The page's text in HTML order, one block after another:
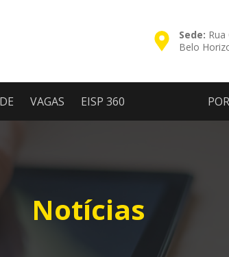
Sede:
Belo
VAGAS EISP 360
Notícias